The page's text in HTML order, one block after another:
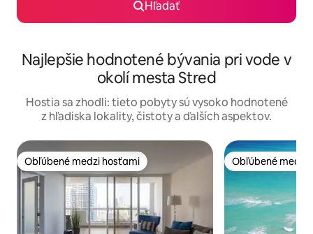
Hľadať
Najlepšie hodnotené bývania pri vode v
okolí mesta Stred
Hostia sa zhodli: tieto pobyty sú vysoko hodnotené
z hľadiska lokality, čistoty a ďalších aspektov.
Obľúbené medzi hosťami
Obľúbené medzi hosťami Obľúbené medzi
Obľúbené medzi